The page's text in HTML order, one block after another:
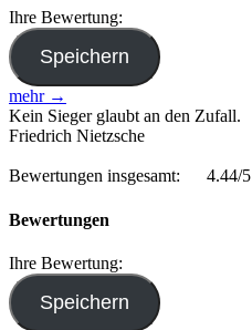
Ihre Bewertung:
mehr →
Kein Sieger glaubt an den Zufall.
Friedrich Nietzsche
Bewertungen insgesamt: 4.44/5
Bewertungen
Ihre Bewertung: